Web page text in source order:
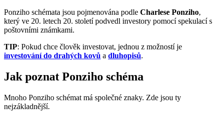
Ponziho schémata jsou pojmenována podle Charlese Ponziho,
který ve 20. letech 20. století podvedl investory pomocí spekulací s
poštovními známkami.
TIP: Pokud chce člověk investovat, jednou z možností je
investování do drahých kovů a dluhopisů.
Jak poznat Ponziho schéma
Mnoho Ponziho schémat má společné znaky. Zde jsou ty
nejzákladnější.